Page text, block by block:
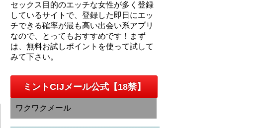
セックス目的のエッチな女性が多く登録
しているサイトで、登録した即日にエッ
チできる確率が最も高い出会い系アプリ
なので、とってもおすすめです！まず
は、無料お試しポイントを使って試して
みて下さい。
ミントC!Jメール公式【18禁】
ワクワクメール